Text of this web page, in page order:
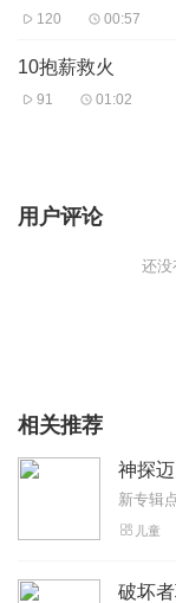
120 00:57
10抱薪救火
91 01:02
用户评论
还没
相关推荐
儿童